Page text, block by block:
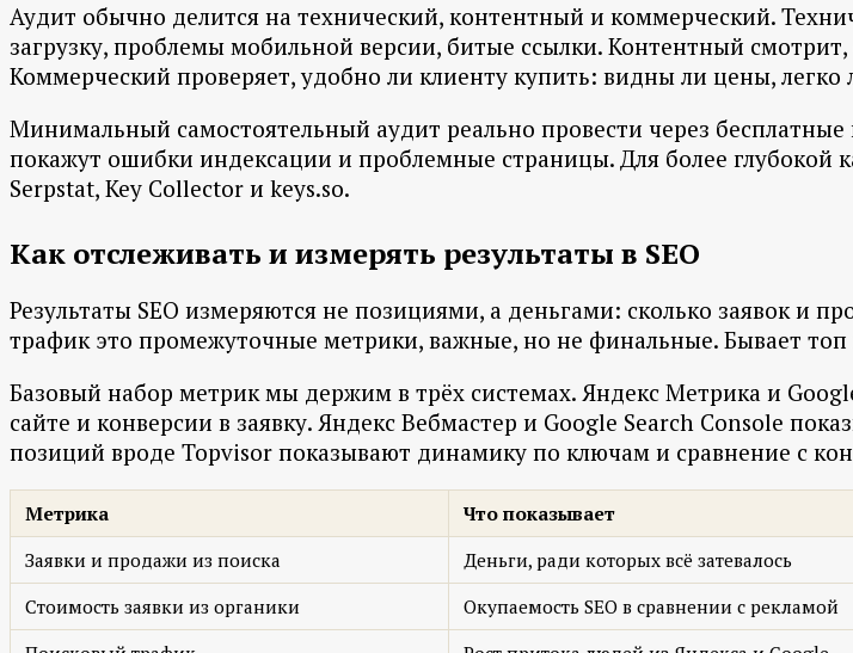
Аудит обычно делится на технический, контентный и коммерческий.
загрузку, проблемы мобильной версии, битые ссылки. Контентный
Коммерческий проверяет, удобно ли клиенту купить: видны ли цены, легко
Минимальный самостоятельный аудит реально провести через
покажут ошибки индексации и проблемные страницы. Для более глубокой
Serpstat, Key Collector и keys.so.
Как отслеживать и измерять результаты в SEO
Результаты SEO измеряются не позициями, а деньгами: сколько заявок и
трафик это промежуточные метрики, важные, но не финальные. Бывает
Базовый набор метрик мы держим в трёх системах. Яндекс Метрика и
сайте и конверсии в заявку. Яндекс Вебмастер и Google Search Console
позиций вроде Topvisor показывают динамику по ключам и сравнение с
Метрика Что показывает
Заявки и продажи из поиска
Деньги, ради которых всё затевалось
Стоимость заявки из органики
Окупаемость SEO в сравнении с рекламой